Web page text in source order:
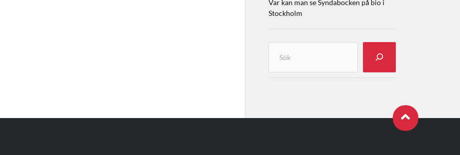
Var kan man se Syndabocken på bio i
Stockholm